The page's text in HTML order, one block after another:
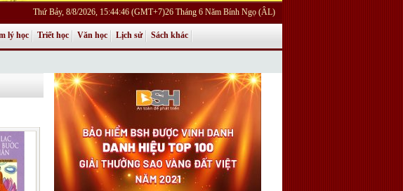
Thứ Bảy, 8/8/2026, 15:44:46 (GMT+7)26 Tháng 6 Năm Bính Ngọ (ÂL)
lý học Triết học Văn học Lịch sử Sách khác